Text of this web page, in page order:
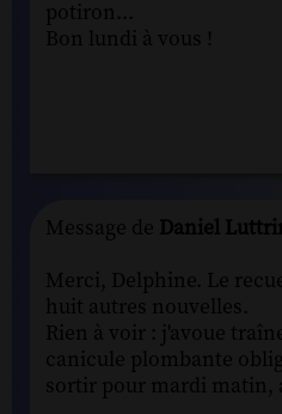
potiron...
Bon lundi à vous !
Message de Daniel
Merci, Delphine. Le
huit autres nouvelles.
Rien à voir : j'avoue
canicule plombante
sortir pour mardi matin,